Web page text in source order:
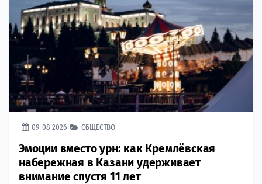
09-08-2026 ОБЩЕСТВО
Эмоции вместо урн: как Кремлёвская
набережная в Казани удерживает
внимание спустя 11 лет